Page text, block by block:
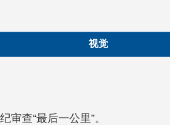
视觉
查“最后一公里”。